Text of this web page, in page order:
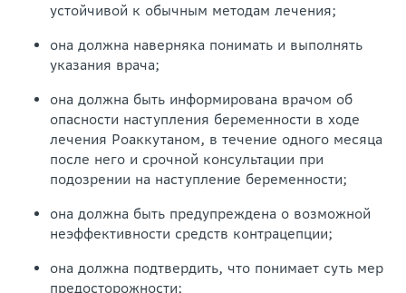
устойчивой к обычным методам лечения;
она должна наверняка понимать и выполнять
указания врача;
она должна быть информирована врачом об
опасности наступления беременности в ходе
лечения Роаккутаном, в течение одного месяца
после него и срочной консультации при
подозрении на наступление беременности;
она должна быть предупреждена о возможной
неэффективности средств контрацепции;
она должна подтвердить, что понимает суть мер
предосторожности;